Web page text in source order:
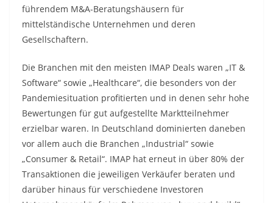
führendem M&A-Beratungshäusern für
mittelständische Unternehmen und deren
Gesellschaftern.
Die Branchen mit den meisten IMAP Deals waren „IT &
Software“ sowie „Healthcare“, die besonders von der
Pandemiesituation profitierten und in denen sehr hohe
Bewertungen für gut aufgestellte Marktteilnehmer
erzielbar waren. In Deutschland dominierten daneben
vor allem auch die Branchen „Industrial“ sowie
„Consumer & Retail“. IMAP hat erneut in über 80% der
Transaktionen die jeweiligen Verkäufer beraten und
darüber hinaus für verschiedene Investoren